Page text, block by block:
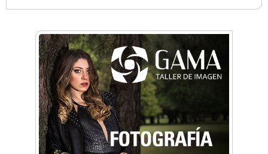
La primera vez que Eva Perón voló en avión lo
hizo desde Morón
Mariana Croce: "Hoy las empresas necesitan
un asesoramiento integral para crecer con
seguridad"
Música, teatro, yoga, danza y mucho más:
Conocé todos los talleres para aprender y
disfrutar en la Zona Oeste